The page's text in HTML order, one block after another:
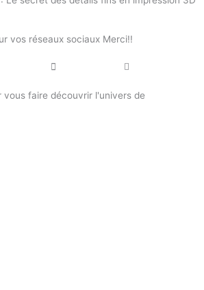
vos réseaux sociaux Merci!!
vous faire découvrir l'univers de